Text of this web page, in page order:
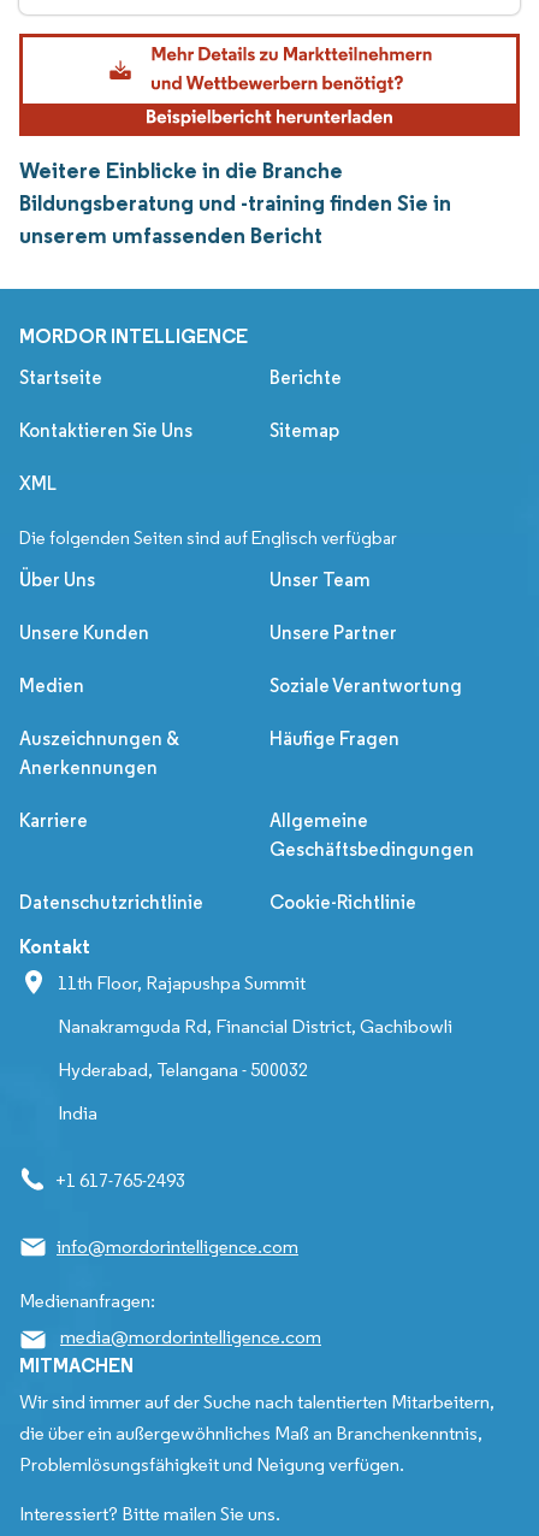
Weitere Einblicke in die Branche
Bildungsberatung und -training finden Sie in
unserem umfassenden Bericht
MORDOR INTELLIGENCE
Startseite Berichte
Kontaktieren Sie Uns Sitemap
XML
Die folgenden Seiten sind auf Englisch verfügbar
Über Uns Unser Team
Unsere Kunden Unsere Partner
Medien Soziale Verantwortung
Auszeichnungen &
Anerkennungen
Häufige Fragen
Karriere
Allgemeine
Geschäftsbedingungen
Datenschutzrichtlinie Cookie-Richtlinie
Kontakt
11th Floor, Rajapushpa Summit
Nanakramguda Rd, Financial District, Gachibowli
Hyderabad, Telangana - 500032
India
+1 617-765-2493
info@mordorintelligence.com
Medienanfragen:
media@mordorintelligence.com
MITMACHEN
Wir sind immer auf der Suche nach talentierten Mitarbeitern,
die über ein außergewöhnliches Maß an Branchenkenntnis,
Problemlösungsfähigkeit und Neigung verfügen.
Interessiert? Bitte mailen Sie uns.